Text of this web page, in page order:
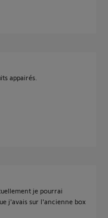
appairés.
je pourrai
j'avais sur l'ancienne box